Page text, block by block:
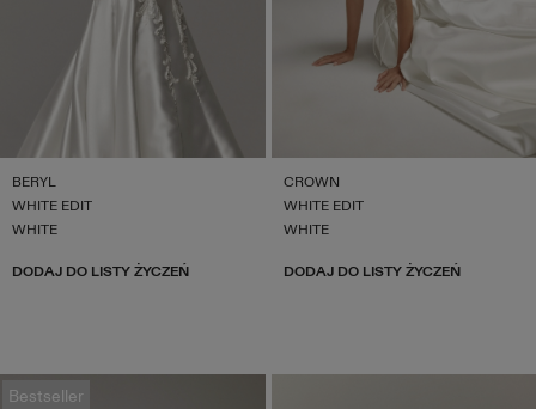
BERYL
WHITE EDIT
WHITE
DODAJ DO LISTY ŻYCZEŃ
CROWN
WHITE EDIT
WHITE
DODAJ DO LISTY ŻYCZEŃ
Bestseller